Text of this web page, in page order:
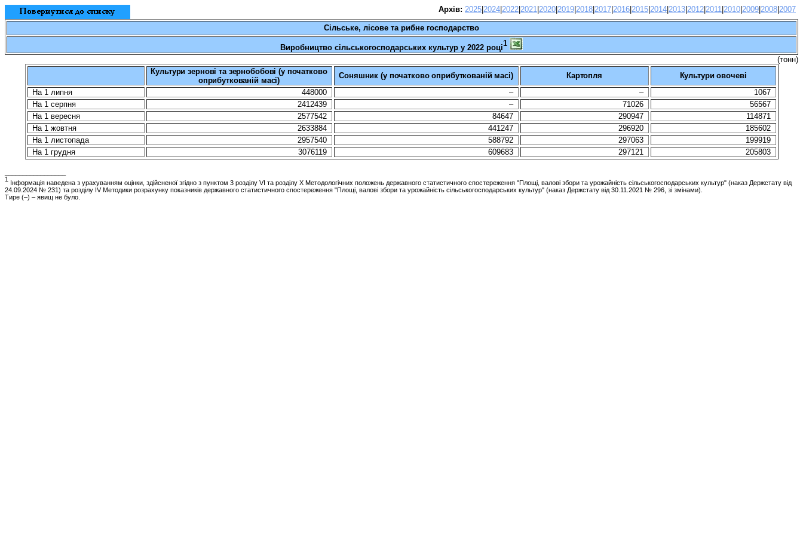
Архів: 2025 2024 2022 2021 2020 2019 2018 2017 2016 2015 2014 2013 2012 2011 2010 2009 2008 2007
Сільське, лісове та рибне господарство
Виробництво сільськогосподарських культур у 2022 році1
(тонн)
Культури зернові та зернобобові (у початково
оприбуткованій масі)
Соняшник (у початково оприбуткованій масі) Картопля
Культури овочеві
На 1 липня
448000 – –
1067
На 1 серпня
2412439 – 71026
56567
На 1 вересня
2577542 84647 290947
114871
На 1 жовтня
2633884 441247 296920
185602
На 1 листопада
2957540 588792 297063
199919
На 1 грудня
3076119 609683 297121 205803
1
Інформація наведена з урахуванням оцінки, здійсненої згідно з пунктом 3 розділу VІ та розділу Х Методологічних положень державного статистичного спостереження "Площі, валові збори та урожайність сільськогосподарських культур" (наказ Держстату від
24.09.2024 № 231) та розділу ІV Методики розрахунку показників державного статистичного спостереження "Площі, валові збори та урожайність сільськогосподарських культур" (наказ Держстату від 30.11.2021 № 296, зі змінами).
Тире (–) – явищ не було.